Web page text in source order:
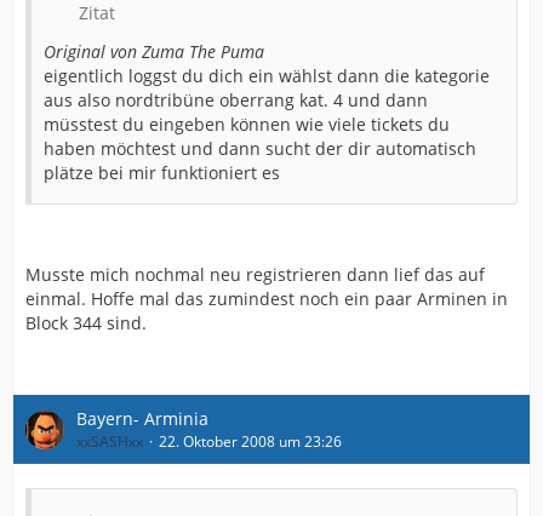
Zitat
Original von Zuma The Puma
eigentlich loggst du dich ein wählst dann die kategorie
aus also nordtribüne oberrang kat. 4 und dann
müsstest du eingeben können wie viele tickets du
haben möchtest und dann sucht der dir automatisch
plätze bei mir funktioniert es
Musste mich nochmal neu registrieren dann lief das auf
einmal. Hoffe mal das zumindest noch ein paar Arminen in
Block 344 sind.
Bayern- Arminia
xxSASHxx 22. Oktober 2008 um 23:26